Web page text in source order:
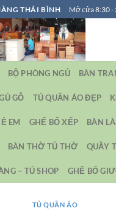
THÁI BÌNH Mở cửa 8:30 -
BỘ PHÒNG NGỦ BÀN
GỖ TỦ QUẦN ÁO ĐẸP
EM GHẾ BỐ XẾP BÀN
BÀN THỜ TỦ THỜ QUẦY
– TỦ SHOP GHẾ BỐ
TỦ QUẦN ÁO